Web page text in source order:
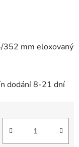
352 mm eloxovaný
dodání 8-21 dní